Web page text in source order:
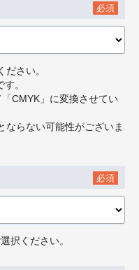
必須
さい。
。
「CMYK」に変換させてい
ならない可能性がございま
必須
択ください。